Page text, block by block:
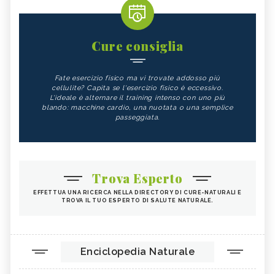
Cure consiglia
Fate esercizio fisico ma vi trovate addosso più
cellulite? Capita se l'esercizio fisico è eccessivo.
L'ideale è alternare il training intenso con uno più
blando: macchine cardio, una nuotata o una semplice
passeggiata.
Trova Esperto
EFFETTUA UNA RICERCA NELLA DIRECTORY DI CURE-NATURALI E
TROVA IL TUO ESPERTO DI SALUTE NATURALE.
Enciclopedia Naturale